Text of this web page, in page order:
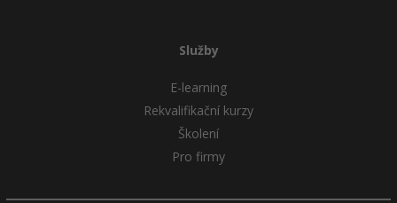
Služby
E-learning
Rekvalifikační kurzy
Školení
Pro firmy